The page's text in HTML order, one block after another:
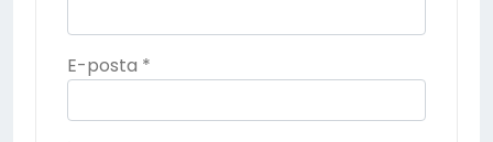
E-posta *